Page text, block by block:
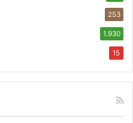
253
1.930
15